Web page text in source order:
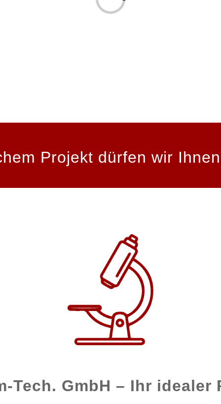
Projekt dürfen wir
Tech. GmbH – Ihr idealer